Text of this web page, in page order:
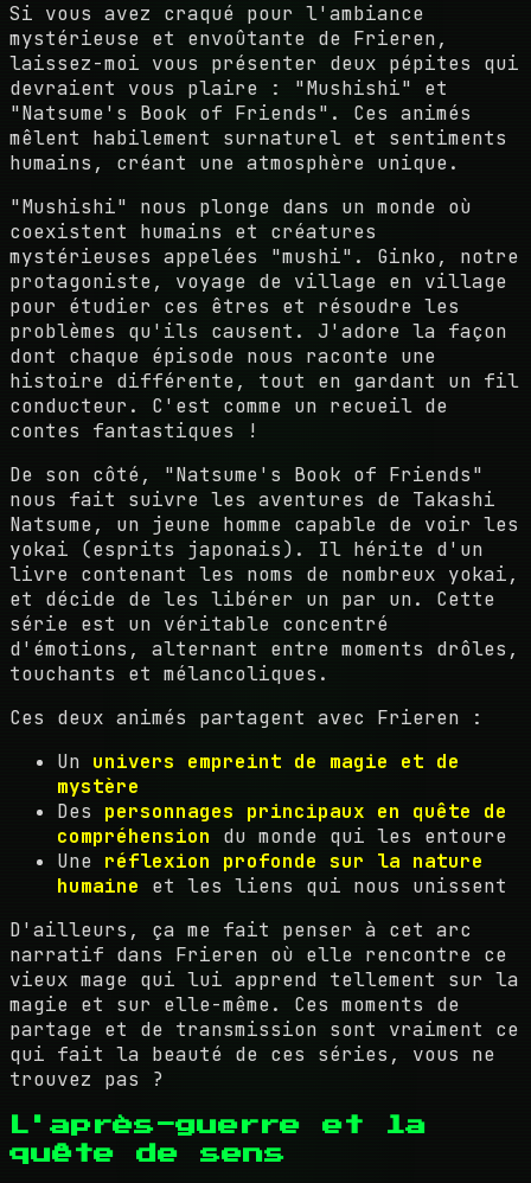
Si vous avez craqué pour l'ambiance
mystérieuse et envoûtante de Frieren,
laissez-moi vous présenter deux pépites qui
devraient vous plaire : "Mushishi" et
"Natsume's Book of Friends". Ces animés
mêlent habilement surnaturel et sentiments
humains, créant une atmosphère unique.
"Mushishi" nous plonge dans un monde où
coexistent humains et créatures
mystérieuses appelées "mushi". Ginko, notre
protagoniste, voyage de village en village
pour étudier ces êtres et résoudre les
problèmes qu'ils causent. J'adore la façon
dont chaque épisode nous raconte une
histoire différente, tout en gardant un fil
conducteur. C'est comme un recueil de
contes fantastiques !
De son côté, "Natsume's Book of Friends"
nous fait suivre les aventures de Takashi
Natsume, un jeune homme capable de voir les
yokai (esprits japonais). Il hérite d'un
livre contenant les noms de nombreux yokai,
et décide de les libérer un par un. Cette
série est un véritable concentré
d'émotions, alternant entre moments drôles,
touchants et mélancoliques.
Ces deux animés partagent avec Frieren :
Un univers empreint de magie et de
mystère
Des personnages principaux en quête de
compréhension du monde qui les entoure
Une réflexion profonde sur la nature
humaine et les liens qui nous unissent
D'ailleurs, ça me fait penser à cet arc
narratif dans Frieren où elle rencontre ce
vieux mage qui lui apprend tellement sur la
magie et sur elle-même. Ces moments de
partage et de transmission sont vraiment ce
qui fait la beauté de ces séries, vous ne
trouvez pas ?
L'après-guerre et la
quête de sens